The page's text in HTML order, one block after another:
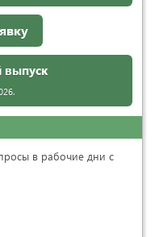
выпуск
в рабочие дни с